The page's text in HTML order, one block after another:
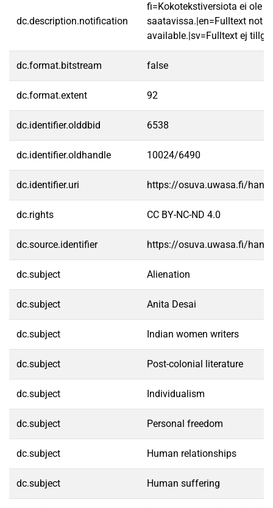
dc.description.notification
fi=Kokotekstiversiota ei ole
saatavissa.|en=Fulltext not
available.|sv=Fulltext ej
dc.format.bitstream false
dc.format.extent 92
dc.identifier.olddbid 6538
dc.identifier.oldhandle 10024/6490
dc.identifier.uri https://osuva.uwasa.fi/
dc.rights CC BY-NC-ND 4.0
dc.source.identifier https://osuva.uwasa.fi/
dc.subject Alienation
dc.subject Anita Desai
dc.subject Indian women writers
dc.subject Post-colonial literature
dc.subject Individualism
dc.subject Personal freedom
dc.subject Human relationships
dc.subject Human suffering